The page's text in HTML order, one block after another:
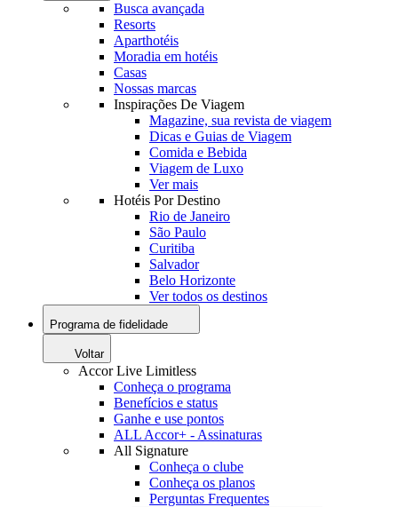
Busca avançada
Resorts
Aparthotéis
Moradia em hotéis
Casas
Nossas marcas
Inspirações De Viagem
Magazine, sua revista de viagem
Dicas e Guias de Viagem
Comida e Bebida
Viagem de Luxo
Ver mais
Hotéis Por Destino
Rio de Janeiro
São Paulo
Curitiba
Salvador
Belo Horizonte
Ver todos os destinos
Programa de fidelidade
Voltar
Accor Live Limitless
Conheça o programa
Benefícios e status
Ganhe e use pontos
ALL Accor+ - Assinaturas
All Signature
Conheça o clube
Conheça os planos
Perguntas Frequentes